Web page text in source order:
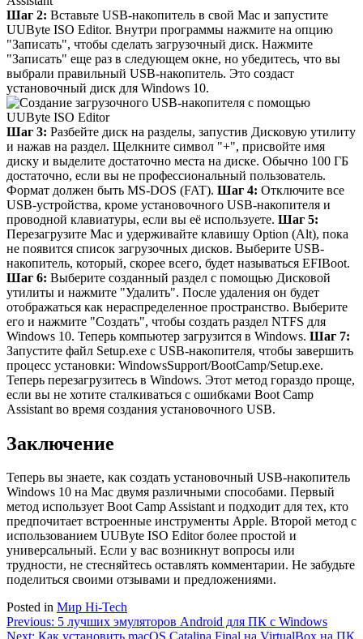
Шаг 2: Вставьте USB-накопитель в свой Mac и запустите
UUByte ISO Editor. Внутри программы нажмите на опцию
"Записать", чтобы сделать загрузочный диск. Нажмите
"Записать" еще раз в следующем окне, но убедитесь, что вы
выбрали правильный USB-накопитель. Это создаст
установочный диск для Windows 10.
Шаг 3: Разбейте диск на разделы, запустив Дисковую утилиту
и нажав на раздел. Щелкните символ "+", присвойте имя
диску и выделите достаточно места на диске. Обычно 100 ГБ
достаточно, если вы не профессиональный пользователь.
Формат должен быть MS-DOS (FAT). Шаг 4: Отключите все
USB-устройства, кроме установочного USB-накопителя и
проводной клавиатуры, если вы её используете. Шаг 5:
Перезагрузите Mac и удерживайте клавишу Option (Alt), пока
не появится список загрузочных дисков. Выберите USB-
накопитель, который, скорее всего, будет называться EFIBoot.
Шаг 6: Выберите созданный раздел с помощью Дисковой
утилиты и нажмите "Удалить". После удаления он будет
отображаться как нераспределенное пространство. Выберите
его и нажмите "Создать", чтобы создать раздел NTFS для
Windows 10. Теперь компьютер загрузится в Windows. Шаг 7:
Запустите файл Setup.exe с USB-накопителя, чтобы завершить
процесс установки: WindowsSupport/BootCamp/Setup.exe.
Теперь перезагрузитесь в Windows. Этот метод гораздо проще,
если вы не хотите сталкиваться с ошибками Boot Camp
Assistant во время создания установочного USB.
Заключение
Теперь вы знаете, как создать установочный USB-накопитель
Windows 10 на Mac двумя различными способами. Первый
метод использует Boot Camp Assistant и подходит для тех, кто
предпочитает встроенные инструменты Apple. Второй метод с
использованием UUByte ISO Editor более простой и
универсальный. Если у вас возникнут вопросы или
трудности, не стесняйтесь оставлять комментарии. Не забудьте
поделиться своими отзывами и предложениями.
Posted in Мир Hi-Tech
Навигация
Previous: 5 лучших эмуляторов Android для ПК с Windows